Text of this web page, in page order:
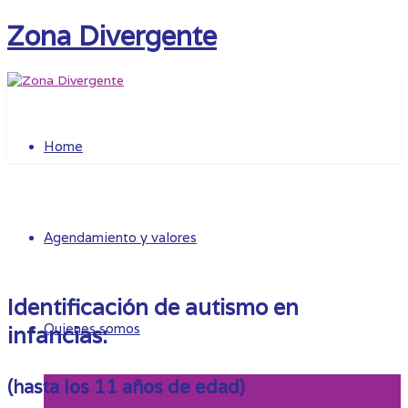
Zona Divergente
Home
Agendamiento y valores
Quienes somos
Identificación de autismo en
infancias:
(hasta los 11 años de edad)